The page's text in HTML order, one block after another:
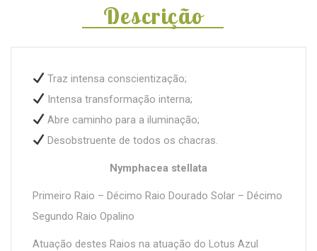
Descrição
Traz intensa conscientização;
Intensa transformação interna;
Abre caminho para a iluminação;
Desobstruente de todos os chacras.
Nymphacea stellata
Primeiro Raio – Décimo Raio Dourado Solar – Décimo
Segundo Raio Opalino
Atuação destes Raios na atuação do Lotus Azul